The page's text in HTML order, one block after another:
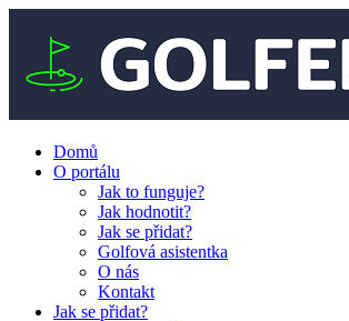
Domů
O portálu
Jak to funguje?
Jak hodnotit?
Jak se přidat?
Golfová asistentka
O nás
Kontakt
Jak se přidat?